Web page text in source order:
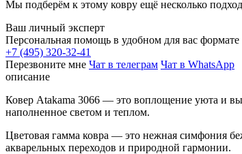
Мы подберём к этому ковру ещё несколько
Ваш личный эксперт
Персональная помощь в удобном для вас формате
+7 (495) 320-32-41
Перезвоните мне Чат в телеграм Чат в WhatsApp
описание
Ковер Atakama 3066 — это воплощение уюта и
наполненное светом и теплом.
Цветовая гамма ковра — это нежная симфония
акварельных переходов и природной гармонии.